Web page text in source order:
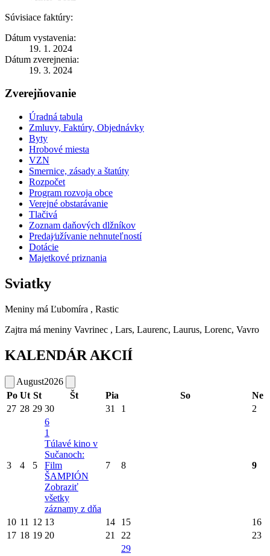
Súvisiace faktúry:
Dátum vystavenia:
19. 1. 2024
Dátum zverejnenia:
19. 3. 2024
Zverejňovanie
Úradná tabula
Zmluvy, Faktúry, Objednávky
Byty
Hrobové miesta
VZN
Smernice, zásady a štatúty
Rozpočet
Program rozvoja obce
Verejné obstarávanie
Tlačivá
Zoznam daňových dlžníkov
Predaj⁄užívanie nehnuteľností
Dotácie
Majetkové priznania
Sviatky
Meniny má Ľubomíra , Rastic
Zajtra má meniny Vavrinec , Lars, Laurenc, Laurus, Lorenc, Vavro
KALENDÁR AKCIÍ
August2026
Po Ut St Št Pia So
Ne
27 28 29 30 31 1 2
3 4 5
6
1
Túlavé kino v
Sučanoch:
Film
ŠAMPIÓN
Zobraziť
všetky
záznamy z dňa
7 8 9
10 11 12 13 14 15
16
17 18 19 20 21 22
23
29